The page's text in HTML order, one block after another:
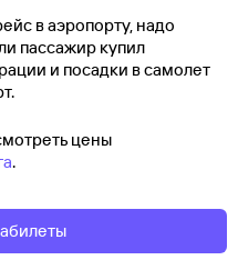
в аэропорту, надо
пассажир купил
и посадки в самолет
цены
.